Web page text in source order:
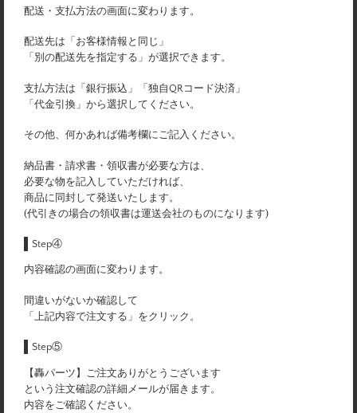
配送・支払方法の画面に変わります。
配送先は「お客様情報と同じ」
「別の配送先を指定する」が選択できます。
支払方法は「銀行振込」「独自QRコード決済」
「代金引換」から選択してください。
その他、何かあれば備考欄にご記入ください。
納品書・請求書・領収書が必要な方は、
必要な物を記入していただければ、
商品に同封して発送いたします。
(代引きの場合の領収書は運送会社のものになります)
Step④
内容確認の画面に変わります。
間違いがないか確認して
「上記内容で注文する」をクリック。
Step⑤
【轟パーツ】ご注文ありがとうございます
という注文確認の詳細メールが届きます。
内容をご確認ください。